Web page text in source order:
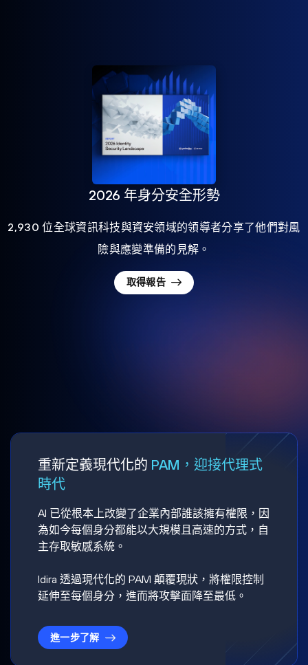
2026 年身分安全形勢
2,930 位全球資訊科技與資安領域的領導者分享了他們對風
險與應變準備的見解。
取得報告
重新定義現代化的 PAM，迎接代理式
時代
AI 已從根本上改變了企業內部誰該擁有權限，因
為如今每個身分都能以大規模且高速的方式，自
主存取敏感系統。
Idira 透過現代化的 PAM 顛覆現狀，將權限控制
延伸至每個身分，進而將攻擊面降至最低。
進一步了解